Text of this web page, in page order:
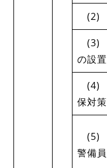
(2)
(3)
の設置
(4)
保対策
(5)
警備